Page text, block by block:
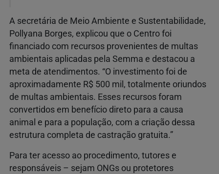
A secretária de Meio Ambiente e Sustentabilidade,
Pollyana Borges, explicou que o Centro foi
financiado com recursos provenientes de multas
ambientais aplicadas pela Semma e destacou a
meta de atendimentos. “O investimento foi de
aproximadamente R$ 500 mil, totalmente oriundos
de multas ambientais. Esses recursos foram
convertidos em benefício direto para a causa
animal e para a população, com a criação dessa
estrutura completa de castração gratuita.”
Para ter acesso ao procedimento, tutores e
responsáveis – sejam ONGs ou protetores